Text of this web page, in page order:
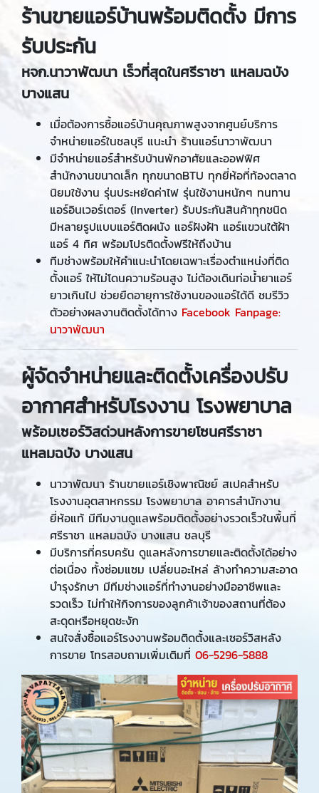
ร้านขายแอร์บ้านพร้อมติดตั้ง มีการ
รับประกัน
หจก.นาวาพัฒนา เร็วที่สุดในศรีราชา แหลมฉบัง
บางแสน
เมื่อต้องการซื้อแอร์บ้านคุณภาพสูงจากศูนย์บริการ
จำหน่ายแอร์ในชลบุรี แนะนำ ร้านแอร์นาวาพัฒนา
มีจำหน่ายแอร์สำหรับบ้านพักอาศัยและออฟฟิศ
สำนักงานขนาดเล็ก ทุกขนาดBTU ทุกยี่ห้อที่ท้องตลาด
นิยมใช้งาน รุ่นประหยัดค่าไฟ รุ่นใช้งานหนักๆ ทนทาน
แอร์อินเวอร์เตอร์ (Inverter) รับประกันสินค้าทุกชนิด
มีหลายรูปแบบแอร์ติดผนัง แอร์ฝังฝ้า แอร์แขวนใต้ฝ้า
แอร์ 4 ทิศ พร้อมโปรติดตั้งฟรีให้ถึงบ้าน
ทีมช่างพร้อมให้คำแนะนำโดยเฉพาะเรื่องตำแหน่งที่ติด
ตั้งแอร์ ให้ไม่โดนความร้อนสูง ไม่ต้องเดินท่อน้ำยาแอร์
ยาวเกินไป ช่วยยืดอายุการใช้งานของแอร์ได้ดี ชมรีวิว
ตัวอย่างผลงานติดตั้งได้ทาง Facebook Fanpage:
นาวาพัฒนา
ผู้จัดจำหน่ายและติดตั้งเครื่องปรับ
อากาศสำหรับโรงงาน โรงพยาบาล
พร้อมเซอร์วิสด่วนหลังการขายโซนศรีราชา
แหลมฉบัง บางแสน
นาวาพัฒนา ร้านขายแอร์เชิงพาณิชย์ สเปคสำหรับ
โรงงานอุตสาหกรรม โรงพยาบาล อาคารสำนักงาน
ยี่ห้อแท้ มีทีมงานดูแลพร้อมติดตั้งอย่างรวดเร็วในพื้นที่
ศรีราชา แหลมฉบัง บางแสน ชลบุรี
มีบริการที่ครบครัน ดูแลหลังการขายและติดตั้งได้อย่าง
ต่อเนื่อง ทั้งซ่อมแซม เปลี่ยนอะไหล่ ล้างทำความสะอาด
บำรุงรักษา มีทีมช่างแอร์ที่ทำงานอย่างมืออาชีพและ
รวดเร็ว ไม่ทำให้กิจการของลูกค้าเจ้าของสถานที่ต้อง
สะดุดหรือหยุดชะงัก
สนใจสั่งซื้อแอร์โรงงานพร้อมติดตั้งและเซอร์วิสหลัง
การขาย โทรสอบถามเพิ่มเติมที่ 06-5296-5888